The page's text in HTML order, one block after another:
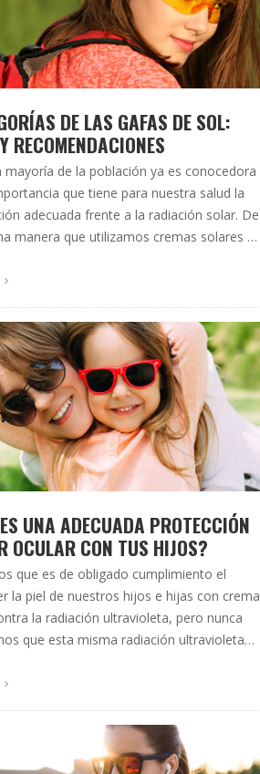
DE LAS GAFAS DE SOL:
RECOMENDACIONES
mayoría de la población ya es conocedora
que tiene para nuestra salud la
adecuada frente a la radiación solar. De
manera que utilizamos cremas solares y
piel de los rayos nocivos del sol, nuestros
UNA ADECUADA PROTECCIÓN
OCULAR CON TUS HIJOS?
que es de obligado cumplimiento el
la piel de nuestros hijos e hijas con crema
la radiación ultravioleta, pero nunca
que esta misma radiación ultravioleta
veces más a los ojos infantiles que a los